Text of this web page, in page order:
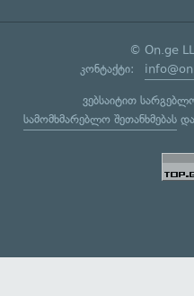
© On.ge
კონტაქტი:
ვებსაიტით
სამომხმარებლო შეთანხმებასდა